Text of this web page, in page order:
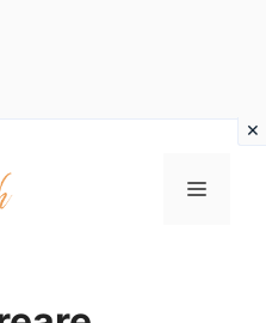
MENU